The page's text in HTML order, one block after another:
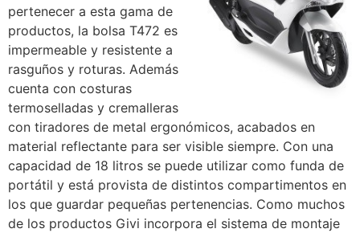
pertenecer a esta gama de
productos, la bolsa T472 es
impermeable y resistente a
rasguños y roturas. Además
cuenta con costuras
termoselladas y cremalleras
con tiradores de metal ergonómicos, acabados en
material reflectante para ser visible siempre. Con una
capacidad de 18 litros se puede utilizar como funda de
portátil y está provista de distintos compartimentos en
los que guardar pequeñas pertenencias. Como muchos
de los productos Givi incorpora el sistema de montaje